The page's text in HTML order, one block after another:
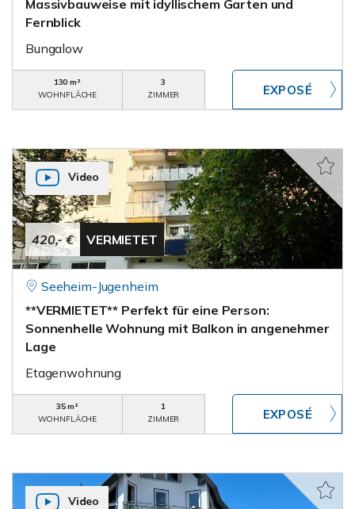
Massivbauweise mit idyllischem Garten und
Fernblick
Bungalow
130 m²
WOHNFLÄCHE
3
ZIMMER
420,- € VERMIETET
Video
Seeheim-Jugenheim
**VERMIETET** Perfekt für eine Person:
Sonnenhelle Wohnung mit Balkon in angenehmer
Lage
Etagenwohnung
35 m²
WOHNFLÄCHE
1
ZIMMER
Video